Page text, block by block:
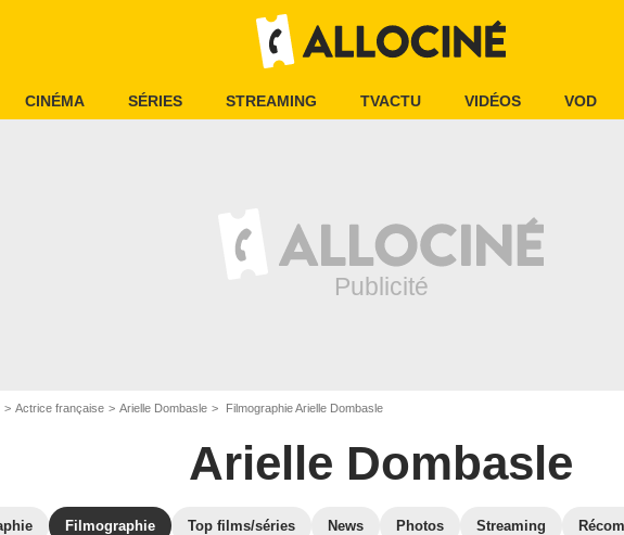
CINÉMA SÉRIES STREAMING TVACTU VIDÉOS VOD
Actrice française Arielle Dombasle Filmographie Arielle Dombasle
Arielle Dombasle
Filmographie Top films/séries News Photos Streaming